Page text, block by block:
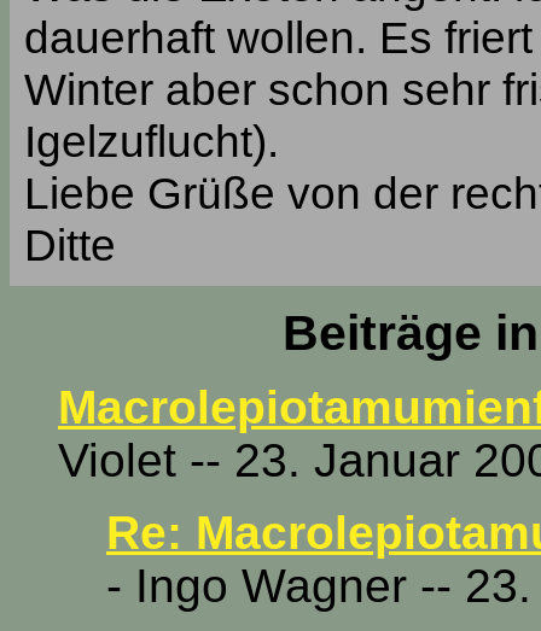
dauerhaft wollen. Es
Winter aber schon sehr
Igelzuflucht).
Liebe Grüße von der
Ditte
Beiträge
Violet -- 23. Januar
Re:
- Ingo Wagner --